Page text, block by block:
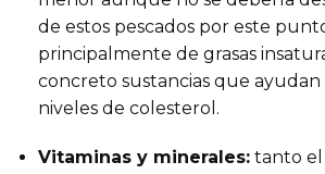
de estos pescados por este
principalmente de grasas
concreto sustancias que
niveles de colesterol.
Vitaminas y minerales: tanto el